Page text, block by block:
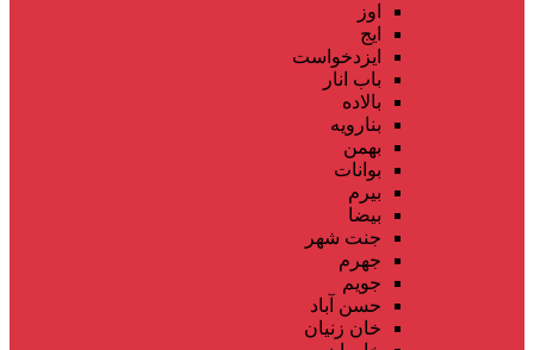
اوز
ایج
ایزدخواست
باب انار
بالاده
بنارویه
بهمن
بوانات
بیرم
بیضا
جنت شهر
جهرم
جویم
حسن آباد
خان زنیان